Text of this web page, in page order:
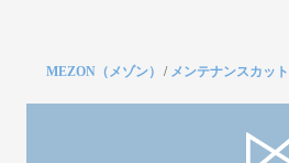
MEZON（メゾン） / メンテナンスカッ